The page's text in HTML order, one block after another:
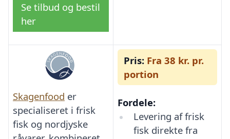
Se tilbud og bestil
her
Skagenfood er
specialiseret i frisk
fisk og nordjyske
Pris: Fra 38 kr. pr.
portion
Fordele:
Levering af frisk
fisk direkte fra